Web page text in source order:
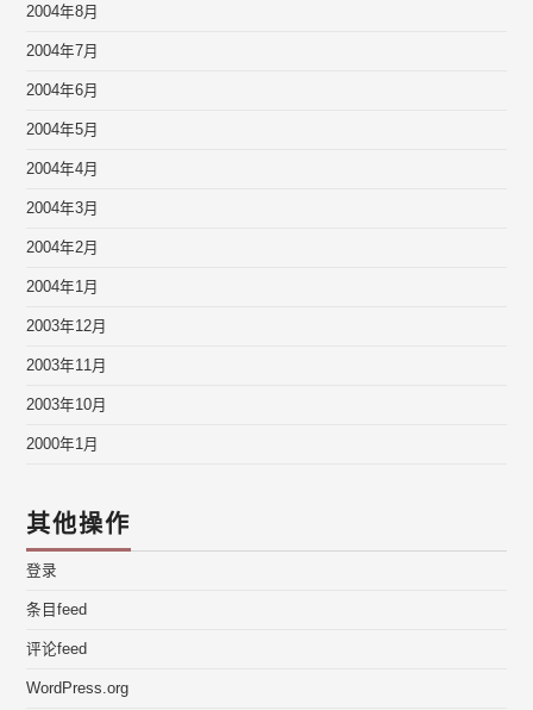
2004年8月
2004年7月
2004年6月
2004年5月
2004年4月
2004年3月
2004年2月
2004年1月
2003年12月
2003年11月
2003年10月
2000年1月
其他操作
登录
条目feed
评论feed
WordPress.org